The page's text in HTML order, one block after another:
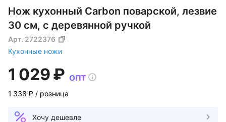
Нож кухонный Carbon поварской, лезвие
30 см, с деревянной ручкой
Арт. 2722376
Кухонные ножи
1 029 ₽ опт
1 338 ₽ / розница
Хочу дешевле